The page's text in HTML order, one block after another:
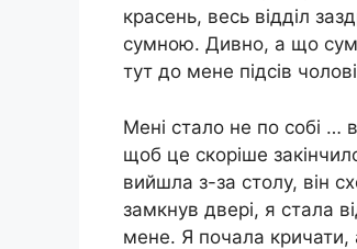
красень, весь відділ
сумною. Дивно, а що
тут до мене підсів
Мені стало не по собі …
щоб це скоріше
вийшла з-за столу, він
замкнув двері, я стала
мене. Я почала кричати,